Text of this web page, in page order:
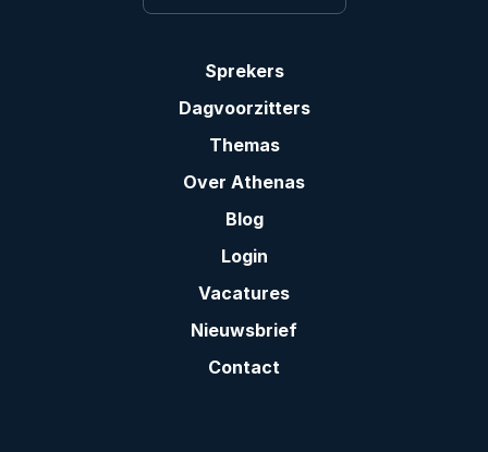
Sprekers
Dagvoorzitters
Themas
Over Athenas
Blog
Login
Vacatures
Nieuwsbrief
Contact